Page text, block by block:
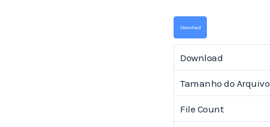
Download
Download
Tamanho do Arquivo
File Count